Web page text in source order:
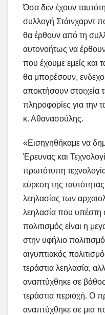
Όσα δεν έχουν
συλλογή Στάινχαρντ
θα έρθουν από τη
αυτονοήτως να
που έχουμε εμείς και
θα μπορέσουν,
αποκτήσουν στοιχεία
πληροφορίες για την
κ. Αθανασούλης.
«Εισηγηθήκαμε να
Έρευνας και
πρωτότυπη
εύρεση της
λεηλασίας των
λεηλασία που υπέστη
πολιτισμός είναι η
στην υφήλιο
αιγυπτιακός
τεράστια λεηλασία,
αναπτύχθηκε σε βάθος
τεράστια περιοχή. Ο
αναπτύχθηκε σε μια